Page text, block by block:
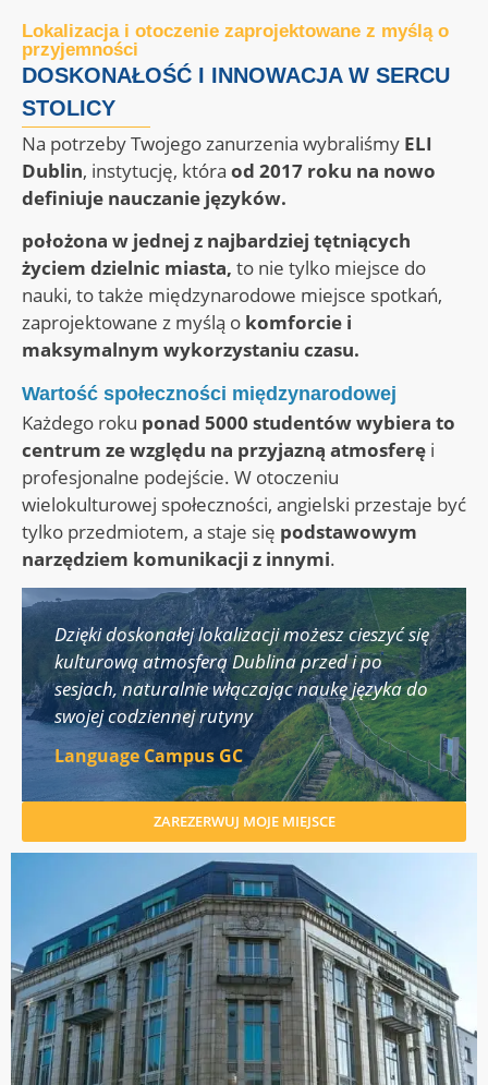
Lokalizacja i otoczenie zaprojektowane z myślą o
przyjemności
DOSKONAŁOŚĆ I INNOWACJA W SERCU
STOLICY
Na potrzeby Twojego zanurzenia wybraliśmy ELI
Dublin, instytucję, która od 2017 roku na nowo
definiuje nauczanie języków.
położona w jednej z najbardziej tętniących
życiem dzielnic miasta, to nie tylko miejsce do
nauki, to także międzynarodowe miejsce spotkań,
zaprojektowane z myślą o komforcie i
maksymalnym wykorzystaniu czasu.
Wartość społeczności międzynarodowej
Każdego roku ponad 5000 studentów wybiera to
centrum ze względu na przyjazną atmosferę i
profesjonalne podejście. W otoczeniu
wielokulturowej społeczności, angielski przestaje być
tylko przedmiotem, a staje się podstawowym
narzędziem komunikacji z innymi.
Dzięki doskonałej lokalizacji możesz cieszyć się
kulturową atmosferą Dublina przed i po
sesjach, naturalnie włączając naukę języka do
swojej codziennej rutyny
Language Campus GC
ZAREZERWUJ MOJE MIEJSCE